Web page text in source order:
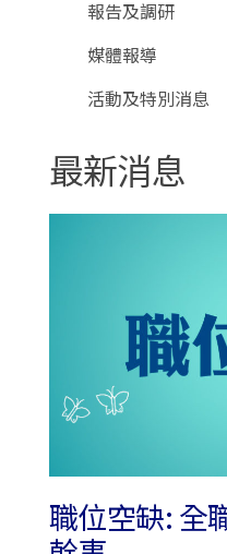
報告及調研
媒體報導
活動及特別消息
最新消息
職位空缺: 全